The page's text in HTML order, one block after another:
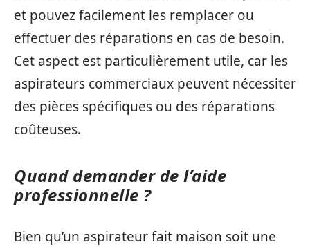
et pouvez facilement les remplacer ou
effectuer des réparations en cas de besoin.
Cet aspect est particulièrement utile, car les
aspirateurs commerciaux peuvent nécessiter
des pièces spécifiques ou des réparations
coûteuses.
Quand demander de l’aide
professionnelle ?
Bien qu’un aspirateur fait maison soit une